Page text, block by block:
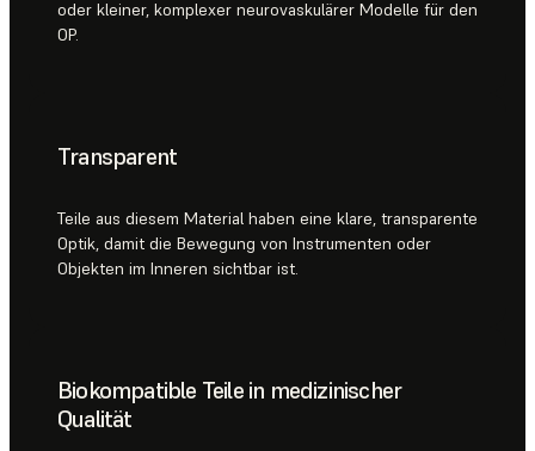
oder kleiner, komplexer neurovaskulärer Modelle für den
OP.
Transparent
Teile aus diesem Material haben eine klare, transparente
Optik, damit die Bewegung von Instrumenten oder
Objekten im Inneren sichtbar ist.
Biokompatible Teile in medizinischer
Qualität